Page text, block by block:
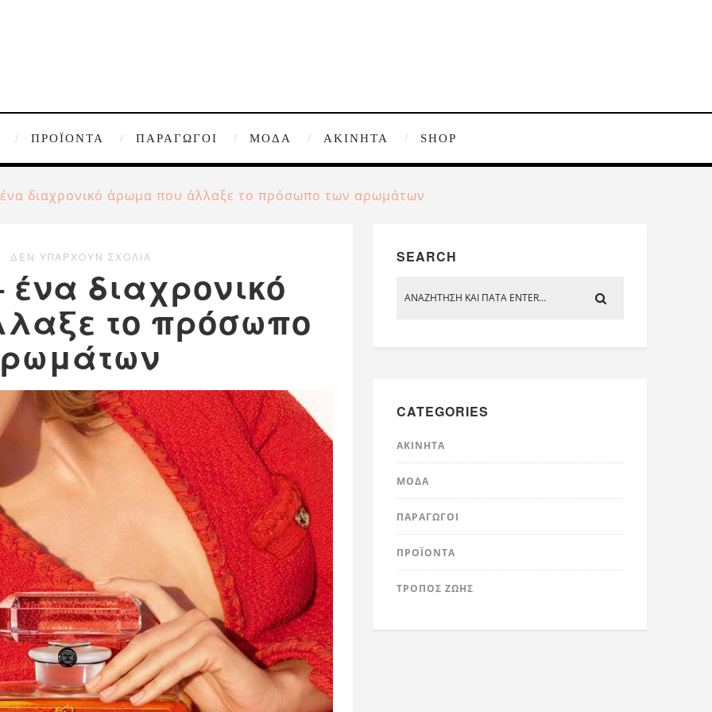
ΠΡΟΪΌΝΤΑ ΠΑΡΑΓΩΓΟΊ ΜΌΔΑ ΑΚΊΝΗΤΑ SHOP
διαχρονικό άρωμα που άλλαξε το πρόσωπο των αρωμάτων
ΔΕΝ ΥΠΆΡΧΟΥΝ ΣΧΌΛΙΑ
ένα διαχρονικό
το πρόσωπο
SEARCH
CATEGORIES
ΑΚΊΝΗΤΑ
ΜΌΔΑ
ΠΑΡΑΓΩΓΟΊ
ΠΡΟΪΌΝΤΑ
ΤΡΟΠΟΣ ΖΩΗΣ